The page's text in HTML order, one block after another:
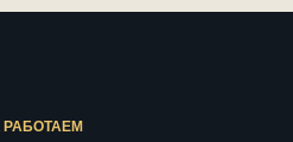
РАБОТАЕМ